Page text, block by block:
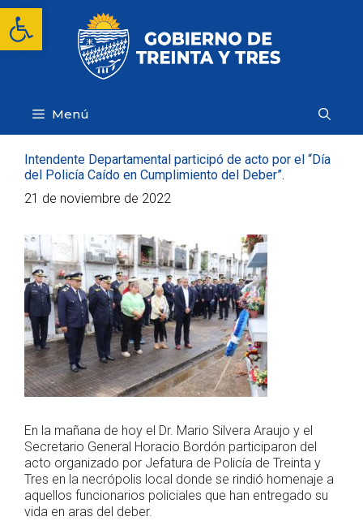
Abrir barra de herramientas
Saltar
contenido
Menú
Intendente Departamental participó de acto por el “Día
del Policía Caído en Cumplimiento del Deber”.
21 de noviembre de 2022
En la mañana de hoy el Dr. Mario Silvera Araujo y el
Secretario General Horacio Bordón participaron del
acto organizado por Jefatura de Policía de Treinta y
Tres en la necrópolis local donde se rindió homenaje a
aquellos funcionarios policiales que han entregado su
vida en aras del deber.